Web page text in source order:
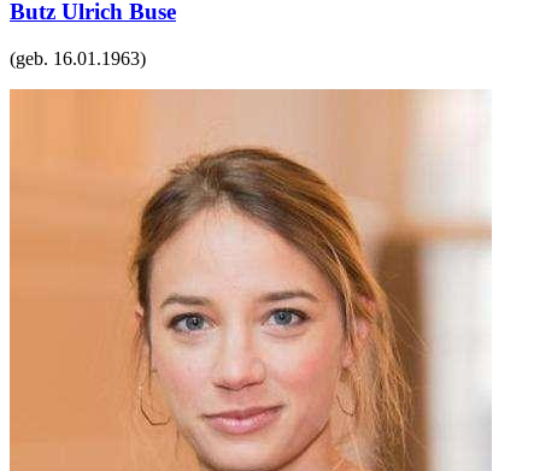
Butz Ulrich Buse
(geb. 16.01.1963)